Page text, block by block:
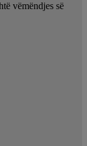
vëmëndjes së